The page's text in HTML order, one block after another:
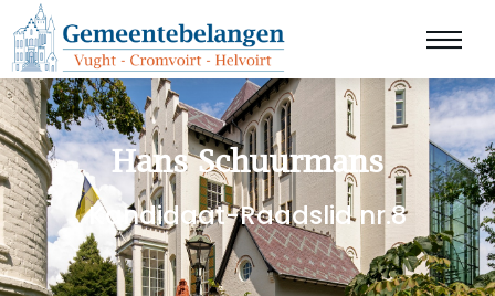
Hans Schuurmans
Kandidaat-Raadslid nr.8